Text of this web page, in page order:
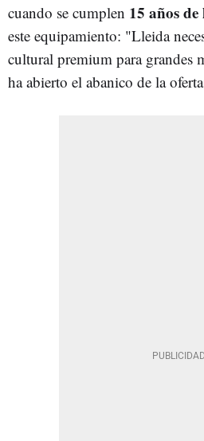
cuando se cumplen 15 años
este equipamiento: "Lleida
cultural premium para grandes
ha abierto el abanico de la